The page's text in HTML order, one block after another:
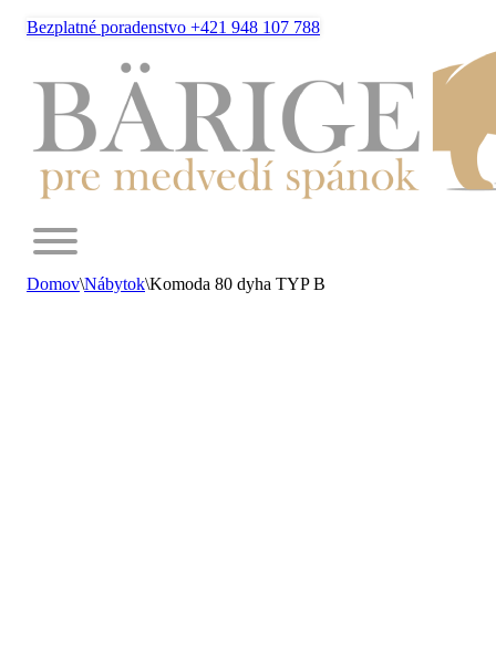
Bezplatné poradenstvo +421 948 107 788
Domov\Nábytok\Komoda 80 dyha TYP B